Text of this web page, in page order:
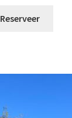
Reserveer